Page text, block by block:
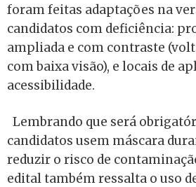
foram feitas adaptações na
candidatos com deficiência:
ampliada e com contraste
com baixa visão), e locais de
acessibilidade.
Lembrando que será
candidatos usem máscara
reduzir o risco de
edital também ressalta o uso